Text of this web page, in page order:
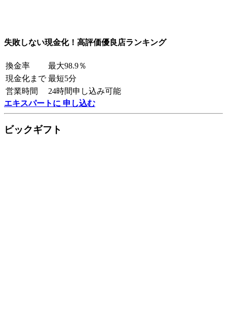
失敗しない現金化！高評価優良店ランキング
換金率
最大98.9％
現金化まで 最短5分
営業時間
24時間申し込み可能
エキスパートに 申し込む
ビックギフト